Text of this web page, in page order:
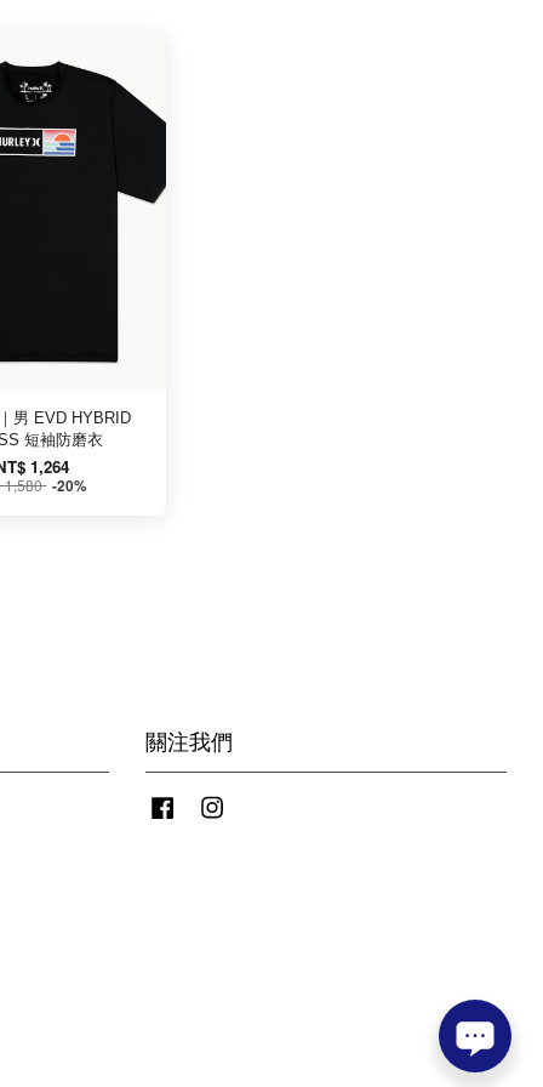
男 EVD HYBRID
短袖防磨衣
1,264
1,580 -20%
關注我們
Facebook